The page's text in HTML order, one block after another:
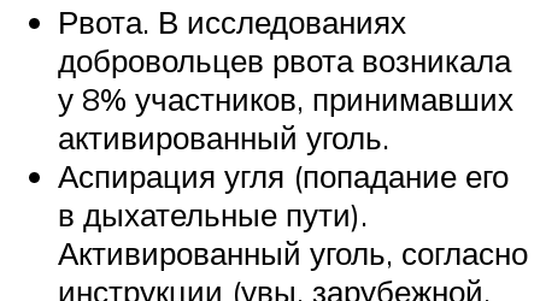
Рвота. В исследованиях
добровольцев рвота возникала
у 8% участников, принимавших
активированный уголь.
Аспирация угля (попадание его
в дыхательные пути).
Активированный уголь, согласно
инструкции (увы, зарубежной,